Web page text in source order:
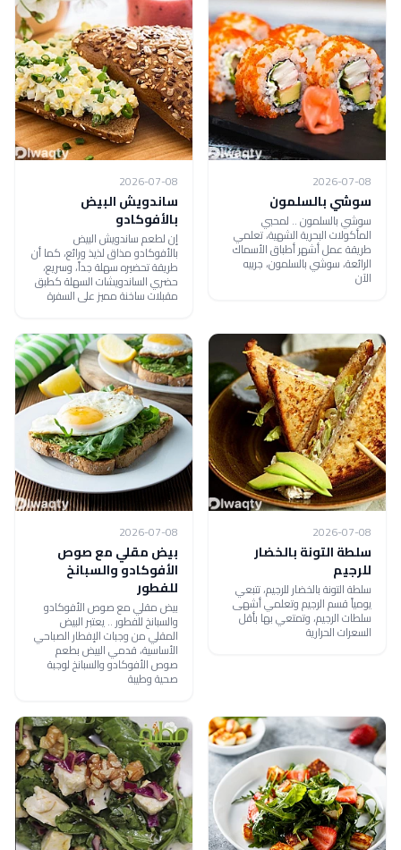
2026-07-08
سوشي بالسلمون
سوشي بالسلمون .. لمحبي
المأكولات البحرية الشهية، تعلمي
طريقة عمل أشهر أطباق الأسماك
الرائعة، سوشي بالسلمون، جربيه
الآن
2026-07-08
ساندويش البيض
بالأفوكادو
إن لطعم ساندويش البيض
بالأفوكادو مذاق لذيذ ورائع، كما أن
طريقة تحضيره سهلة جداً، وسريع،
حضري الساندويشات السهلة كطبق
مقبلات ساخنة مميز على السفرة
2026-07-08
سلطة التونة بالخضار
للرجيم
سلطة التونة بالخضار للرجيم، تتبعي
يومياً قسم الرجيم وتعلمي أشهى
سلطات الرجيم، وتمتعي بها بأقل
السعرات الحرارية
2026-07-08
بيض مقلي مع صوص
الأفوكادو والسبانخ
للفطور
بيض مقلي مع صوص الأفوكادو
والسبانخ للفطور .. يعتبر البيض
المقلي من وجبات الإفطار الصباحي
الأساسية، قدمي البيض بطعم
صوص الأفوكادو والسبانخ لوجبة
صحية وطيبة